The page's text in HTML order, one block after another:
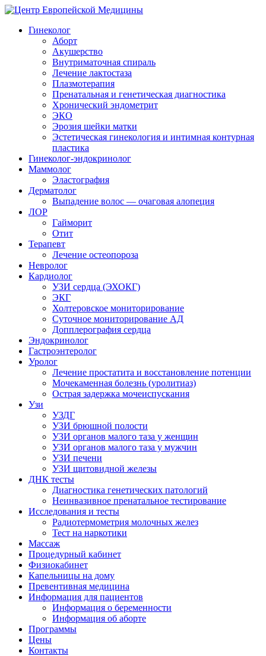
Гинеколог
Аборт
Акушерство
Внутриматочная спираль
Лечение лактостаза
Плазмотерапия
Пренатальная и генетическая диагностика
Хронический эндометрит
ЭКО
Эрозия шейки матки
Эстетическая гинекология и интимная контурная
пластика
Гинеколог-эндокринолог
Маммолог
Эластография
Дерматолог
Выпадение волос — очаговая алопеция
ЛОР
Гайморит
Отит
Терапевт
Лечение остеопороза
Невролог
Кардиолог
УЗИ сердца (ЭХОКГ)
ЭКГ
Холтеровское мониторирование
Суточное мониторирование АД
Допплерография сердца
Эндокринолог
Гастроэнтеролог
Уролог
Лечение простатита и восстановление потенции
Мочекаменная болезнь (уролитиаз)
Острая задержка мочеиспускания
Узи
УЗДГ
УЗИ брюшной полости
УЗИ органов малого таза у женщин
УЗИ органов малого таза у мужчин
УЗИ печени
УЗИ щитовидной железы
ДНК тесты
Диагностика генетических патологий
Неинвазивное пренатальное тестирование
Исследования и тесты
Радиотермометрия молочных желез
Тест на наркотики
Массаж
Процедурный кабинет
Физиокабинет
Капельницы на дому
Превентивная медицина
Информация для пациентов
Информация о беременности
Информация об аборте
Программы
Цены
Контакты